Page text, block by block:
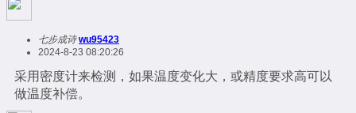
七步成诗 wu95423
2024-8-23 08:20:26
采用密度计来检测，如果温度变化大，或精度要求高可以
做温度补偿。